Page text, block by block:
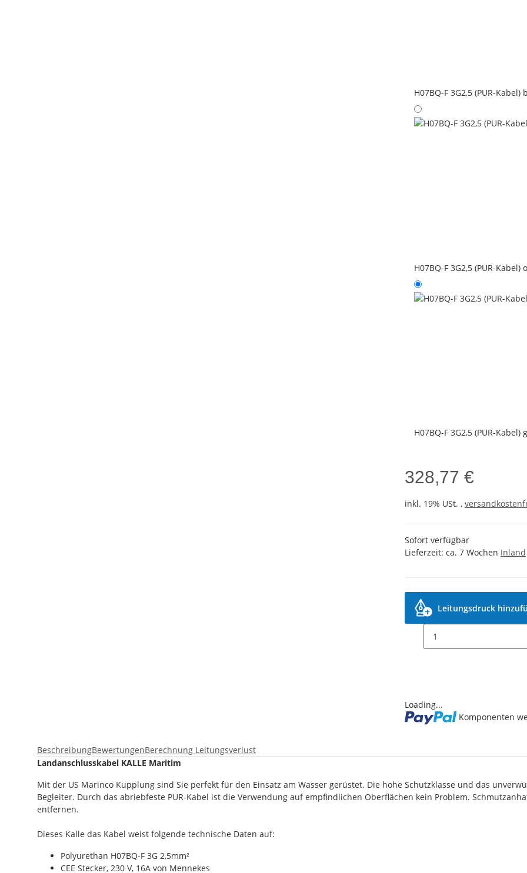
H07BQ-F 3G2,5 (PUR-Kabel)
H07BQ-F 3G2,5 (PUR-Kabel)
H07BQ-F 3G2,5 (PUR-Kabel)
328,77 €
inkl. 19% USt. ,
Sofort verfügbar
Lieferzeit: ca. 7 Wochen Inland
Leitungsdruck
Loading...
Komponenten
BeschreibungBewertungenBerechnung Leitungsverlust
Landanschlusskabel KALLE Maritim
Mit der US Marinco Kupplung sind Sie perfekt für den Einsatz am Wasser gerüstet. Die hohe Schutzklasse und das
Begleiter. Durch das abriebfeste PUR-Kabel ist die Verwendung auf empfindlichen Oberflächen kein Problem.
entfernen.
Dieses Kalle das Kabel weist folgende technische Daten auf:
Polyurethan H07BQ-F 3G 2,5mm²
CEE Stecker, 230 V, 16A von Mennekes